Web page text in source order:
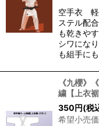
空手衣 軽
ステル配
も乾きや
シワにな
も組手に
《九櫻》
繍【上衣裾
350円(税
希望小売